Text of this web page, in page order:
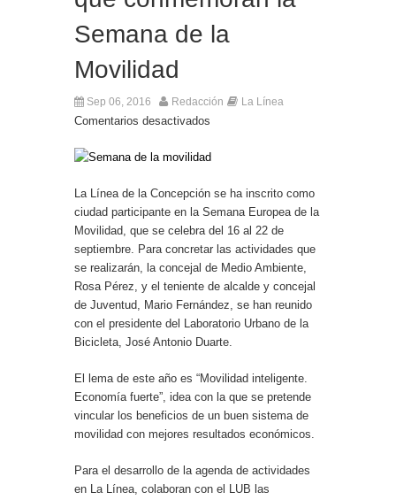
Presentado el IV Torneo de Fútbol Senior Alcalde
de San Roque, que se disputa la semana
próxima
Semana de la
Movilidad
Sep 06, 2016 Redacción La Línea
Comentarios desactivados
La Línea de la Concepción se ha inscrito como
ciudad participante en la Semana Europea de la
Movilidad, que se celebra del 16 al 22 de
septiembre. Para concretar las actividades que
se realizarán, la concejal de Medio Ambiente,
Rosa Pérez, y el teniente de alcalde y concejal
de Juventud, Mario Fernández, se han reunido
con el presidente del Laboratorio Urbano de la
Bicicleta, José Antonio Duarte.
El lema de este año es “Movilidad inteligente.
Economía fuerte”, idea con la que se pretende
vincular los beneficios de un buen sistema de
movilidad con mejores resultados económicos.
Para el desarrollo de la agenda de actividades
en La Línea, colaboran con el LUB las